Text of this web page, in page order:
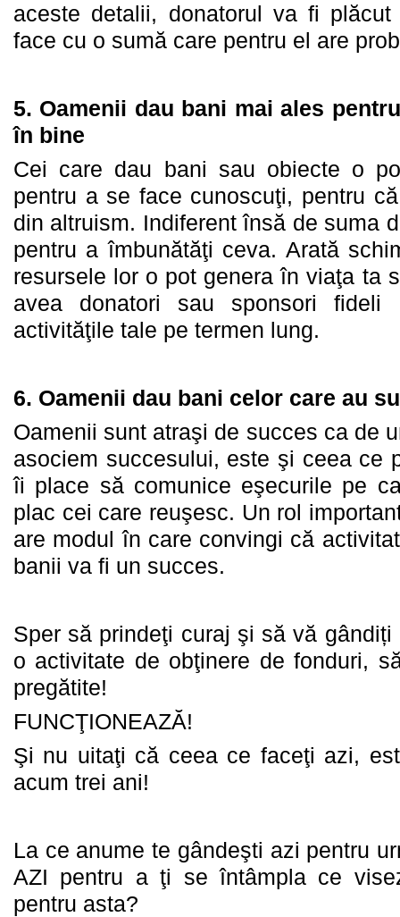
aceste detalii, donatorul va fi
face cu o sumă care pentru el are
5. Oamenii dau bani mai ales
în bine
Cei care dau bani sau obiecte o
pentru a se face cunoscuţi, pentru
din altruism. Indiferent însă de suma
pentru a îmbunătăţi ceva. Arată
resursele lor o pot genera în viaţa ta
avea donatori sau sponsori
activităţile tale pe termen lung.
6. Oamenii dau bani celor care au
Oamenii sunt atraşi de succes ca de
asociem succesului, este şi ceea ce
îi place să comunice eşecurile pe
plac cei care reuşesc. Un rol
are modul în care convingi că
banii va fi un succes.
Sper să prindeţi curaj şi să vă
o activitate de obţinere de fonduri,
pregătite!
FUNCŢIONEAZĂ!
Şi nu uitaţi că ceea ce faceţi azi,
acum trei ani!
La ce anume te gândeşti azi pentru
AZI pentru a ţi se întâmpla ce
pentru asta?